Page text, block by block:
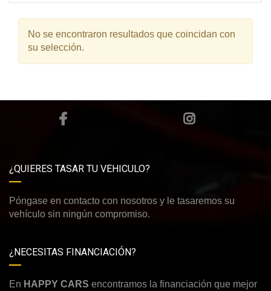
No se encontraron resultados que coincidan con
su selección.
¿QUIERES TASAR TU VEHICULO?
Póngase en contacto con nosotros y le tasaremos su
vehículo sin ningún compromiso.
¿NECESITAS FINANCIACIÓN?
En HAPPY CARS encontramos la financiación que mejor